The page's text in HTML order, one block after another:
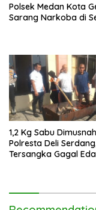
Polsek Medan Kota
Sarang Narkoba di
1,2 Kg Sabu
Polresta Deli
Tersangka Gagal